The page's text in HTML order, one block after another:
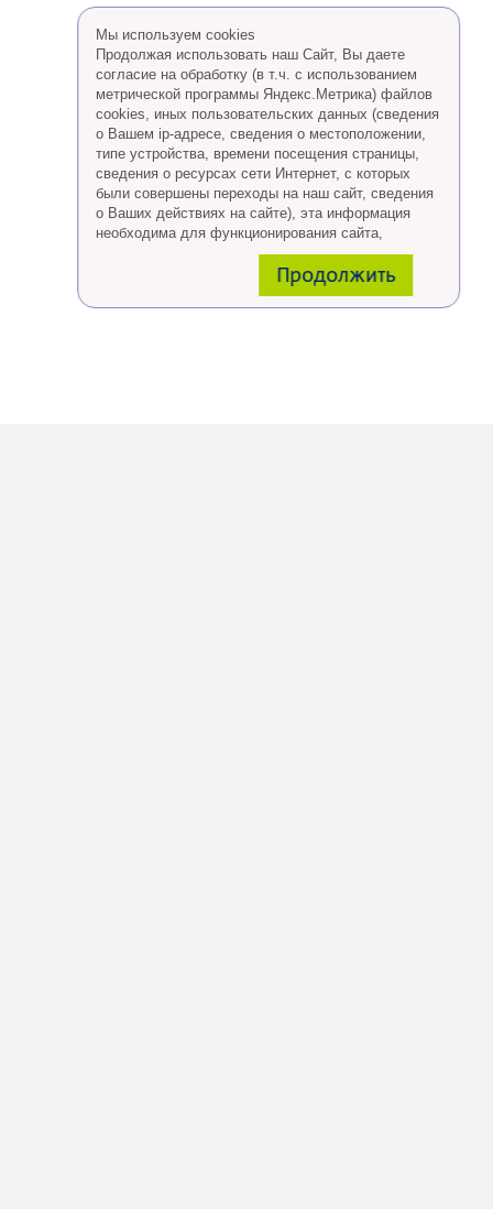
Мы используем cookies
Продолжая использовать наш Сайт, Вы даете
согласие на обработку (в т.ч. с использованием
метрической программы Яндекс.Метрика) файлов
cookies, иных пользовательских данных (сведения
о Вашем ip-адресе, сведения о местоположении,
типе устройства, времени посещения страницы,
сведения о ресурсах сети Интернет, с которых
были совершены переходы на наш сайт, сведения
о Ваших действиях на сайте), эта информация
необходима для функционирования сайта,
проведения ретаргетинга, а также статистических
Eсли Вы согласны, продолжайте пользоваться
сайтом, если Вы не хотите, чтобы Ваши данные
Продолжить